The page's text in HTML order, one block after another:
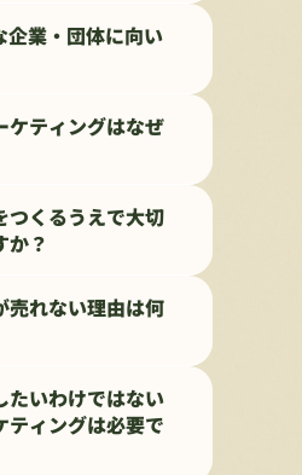
企業・団体に向い
ケティングはなぜ
つくるうえで大切
か？
売れない理由は何
たいわけではない
ティングは必要で